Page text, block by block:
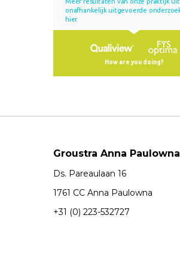
Groustra Anna Paulowna
Ds. Pareaulaan 16
1761 CC Anna Paulowna
+31 (0) 223-532727